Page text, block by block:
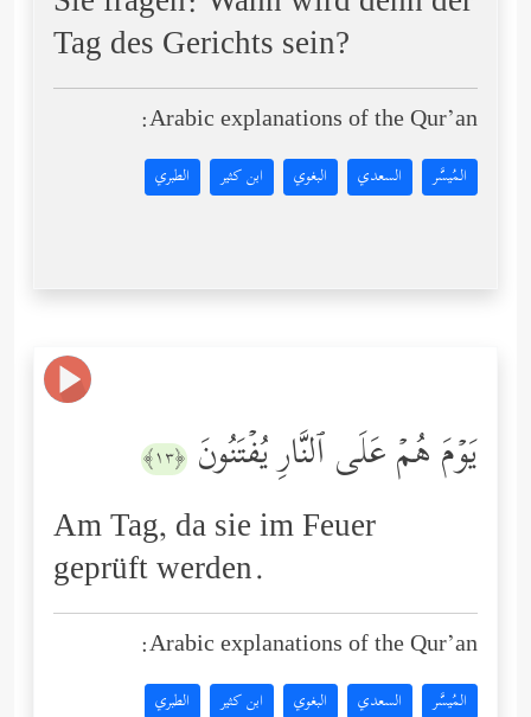
Tag des Gerichts sein?
Arabic explanations of the Qur’an:
المُيسَّر السعدي البغوي ابن كثير الطبري
یَوۡمَ هُمۡ عَلَى ٱلنَّارِ یُفۡتَنُونَ ﴿١٣﴾
Am Tag, da sie im Feuer
geprüft werden.
Arabic explanations of the Qur’an:
المُيسَّر السعدي البغوي ابن كثير الطبري